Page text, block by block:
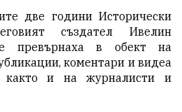
две години Исторически
създател Ивелин
превърнаха в обект на
коментари и видеа
както и на журналисти и